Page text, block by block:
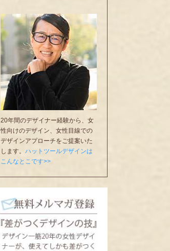
20年間のデザイナー経験から、女
性向けのデザイン、女性目線での
デザインアプローチをご提案いた
します。 ハットツールデザインは
こんなとこです>>